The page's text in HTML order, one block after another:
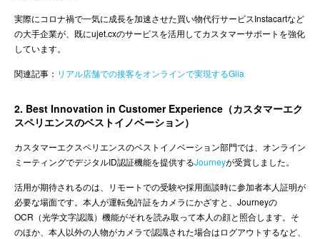
実際にコロナ禍で一気に成長を加速させた買い物代行サービスInstacartなど
の大手企業が、既にujet.cxのサービスを活用してカスタマーサポートを強化
しています。
関連記事： リアル店舗での接客をオンラインで実現するGlia
2. Best Innovation in Customer Experience（カスタマーエク
スペリエンスのベストイノベーション）
カスタマーエクスペリエンスのベストイノベーション部門では、オンライン
ミーティングでデジタルID認証機能を提供するJourneyが受賞しました。
活用が期待されるのは、リモートでの受験や採用面談時に参加者本人証明が
必要な場面です。本人が運転免許証をカメラにかざすと、Journeyの
OCR（光学文字認識）機能がそれを読み取って本人の顔と照合します。そ
のほか、本人以外の人物がカメラで認識された場合はログアウトするなど、